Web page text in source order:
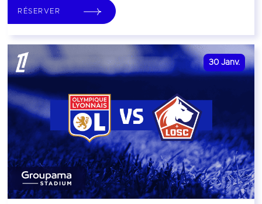
RÉSERVER
30 Janv.